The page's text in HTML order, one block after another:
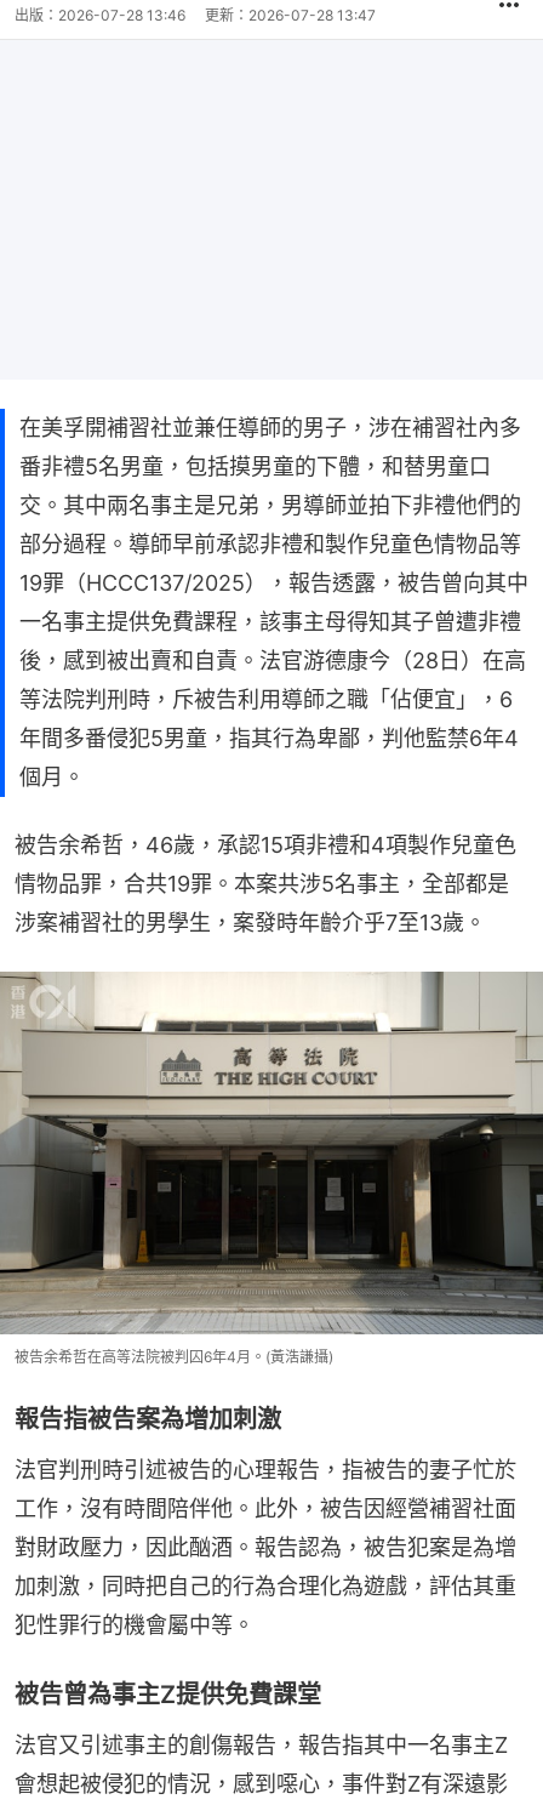
出版： 2026-07-28 13:46 更新： 2026-07-28 13:47
在美孚開補習社並兼任導師的男子，涉在補習社內多
番非禮5名男童，包括摸男童的下體，和替男童口
交。其中兩名事主是兄弟，男導師並拍下非禮他們的
部分過程。導師早前承認非禮和製作兒童色情物品等
19罪（HCCC137/2025），報告透露，被告曾向其中
一名事主提供免費課程，該事主母得知其子曾遭非禮
後，感到被出賣和自責。法官游德康今（28日）在高
等法院判刑時，斥被告利用導師之職「佔便宜」，6
年間多番侵犯5男童，指其行為卑鄙，判他監禁6年4
個月。
被告余希哲，46歲，承認15項非禮和4項製作兒童色
情物品罪，合共19罪。本案共涉5名事主，全部都是
涉案補習社的男學生，案發時年齡介乎7至13歲。
被告余希哲在高等法院被判囚6年4月。(黃浩謙攝)
報告指被告案為增加刺激
法官判刑時引述被告的心理報告，指被告的妻子忙於
工作，沒有時間陪伴他。此外，被告因經營補習社面
對財政壓力，因此酗酒。報告認為，被告犯案是為增
加刺激，同時把自己的行為合理化為遊戲，評估其重
犯性罪行的機會屬中等。
被告曾為事主Z提供免費課堂
法官又引述事主的創傷報告，報告指其中一名事主Z
會想起被侵犯的情況，感到噁心，事件對Z有深遠影